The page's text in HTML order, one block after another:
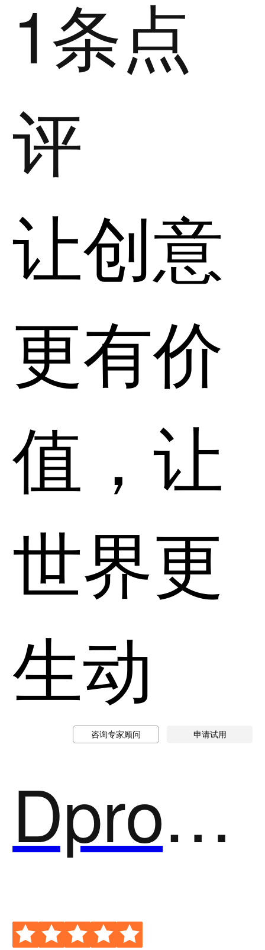
1条点
评
让创意
更有价
值，让
世界更
生动
咨询专家顾问 申请试用
Dprox创意3D视频